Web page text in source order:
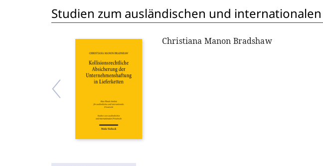
Studien zum ausländischen und
Christiana Manon Bradshaw